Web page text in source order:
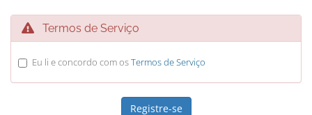
Termos de Serviço
Eu li e concordo com osTermos de Serviço